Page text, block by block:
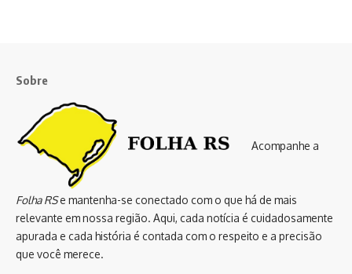
Sobre
Acompanhe a
Folha RSe mantenha-se conectado com o que há de mais
relevante em nossa região. Aqui, cada notícia é cuidadosamente
apurada e cada história é contada com o respeito e a precisão
que você merece.